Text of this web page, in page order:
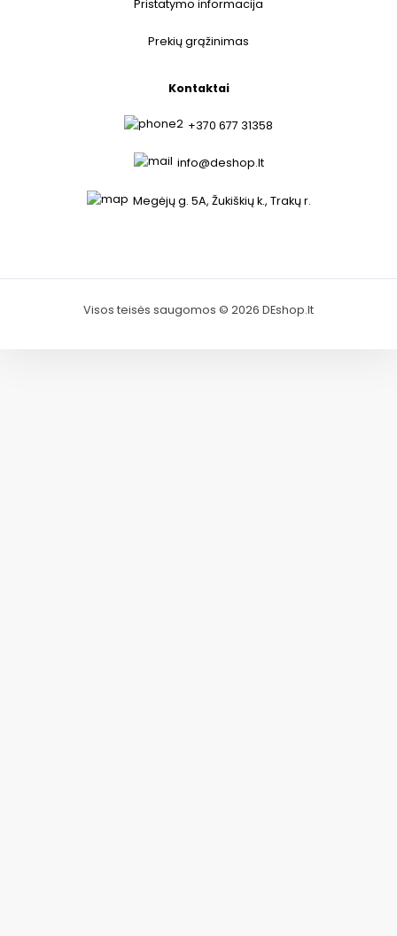
Pristatymo informacija
Prekių grąžinimas
Kontaktai
+370 677 31358
info@deshop.lt
Megėjų g. 5A, Žukiškių k., Trakų r.
Visos teisės saugomos © 2026 DEshop.lt